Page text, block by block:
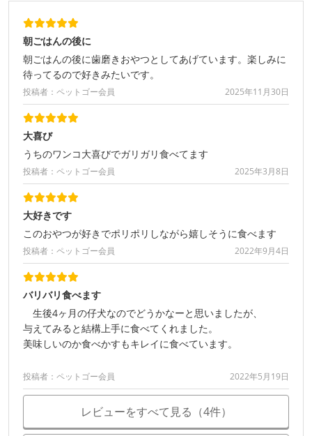
朝ごはんの後に
朝ごはんの後に歯磨きおやつとしてあげています。楽しみに
待ってるので好きみたいです。
投稿者：ペットゴー会員 2025年11月30日
大喜び
うちのワンコ大喜びでガリガリ食べてます
投稿者：ペットゴー会員 2025年3月8日
大好きです
このおやつが好きでポリポリしながら嬉しそうに食べます
投稿者：ペットゴー会員 2022年9月4日
バリバリ食べます
生後4ヶ月の仔犬なのでどうかなーと思いましたが、
与えてみると結構上手に食べてくれました。
美味しいのか食べかすもキレイに食べています。
投稿者：ペットゴー会員 2022年5月19日
レビューをすべて見る（4件）